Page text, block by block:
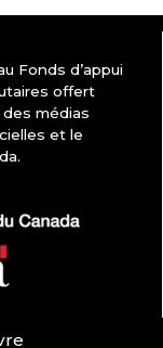
Fonds d’appui
offert
médias
et le